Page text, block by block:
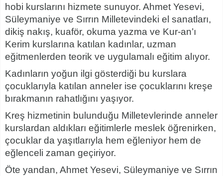
hobi kurslarını hizmete sunuyor. Ahmet Yesevi,
Süleymaniye ve Sırrın Milletevindeki el sanatları,
dikiş nakış, kuaför, okuma yazma ve Kur-an’ı
Kerim kurslarına katılan kadınlar, uzman
eğitmenlerden teorik ve uygulamalı eğitim alıyor.
Kadınların yoğun ilgi gösterdiği bu kurslara
çocuklarıyla katılan anneler ise çocuklarını kreşe
bırakmanın rahatlığını yaşıyor.
Kreş hizmetinin bulunduğu Milletevlerinde anneler
kurslardan aldıkları eğitimlerle meslek öğrenirken,
çocuklar da yaşıtlarıyla hem eğleniyor hem de
eğlenceli zaman geçiriyor.
Öte yandan, Ahmet Yesevi, Süleymaniye ve Sırrın